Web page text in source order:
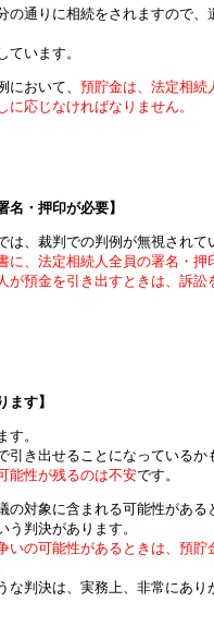
の通りに相続をされますので、
ています。
おいて、 預貯金は、法定相続
応じなければなりません。
名・押印が必要】
は、裁判での判例が無視されて
に、法定相続人全員の署名・押
が預金を引き出すときは、訴訟
ます】
。
き出せることになっているか
能性が残るのは不安です。
の対象に含まれる可能性がある
判決があります。
いの可能性があるときは、預貯
な判決は、実務上、非常にあり